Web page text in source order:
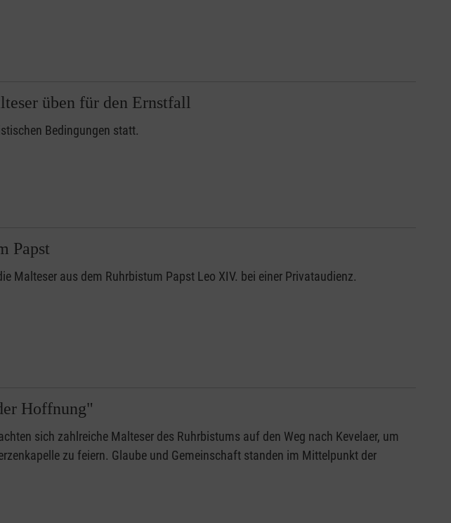
üben für den Ernstfall
Bedingungen statt.
Papst
Malteser aus dem Ruhrbistum Papst Leo XIV. bei einer Privataudienz.
Hoffnung"
sich zahlreiche Malteser des Ruhrbistums auf den Weg nach Kevelaer, um
zu feiern. Glaube und Gemeinschaft standen im Mittelpunkt der